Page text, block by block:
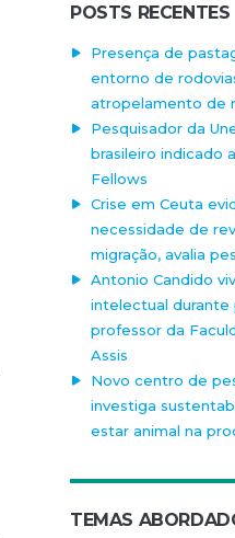
POSTS RECENTES
Presença de
entorno de
atropelamento de
Pesquisador da
brasileiro indicado
Fellows
Crise em Ceuta
necessidade de
migração, avalia
Antonio Candido
intelectual
professor da
Assis
Novo centro de
investiga
estar animal na
TEMAS